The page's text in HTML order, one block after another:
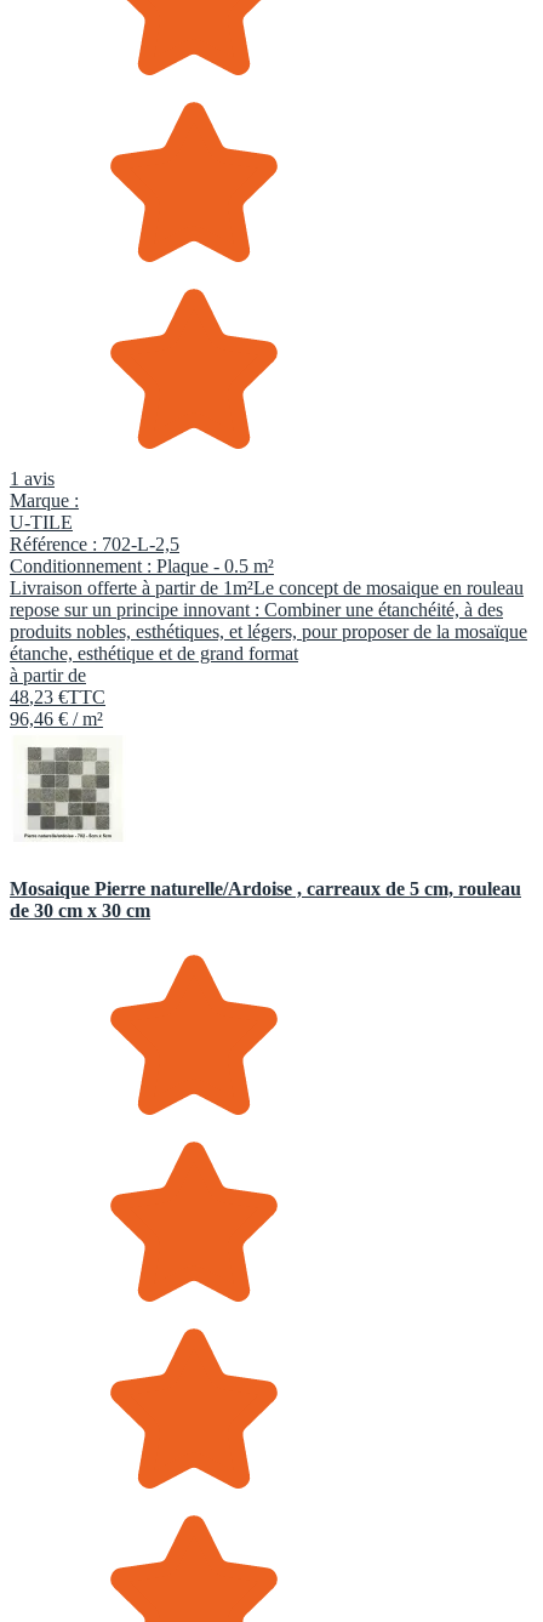
1 avis
Marque :
U-TILE
Référence : 702-L-2,5
Conditionnement : Plaque - 0.5 m²
Livraison offerte à partir de 1m²Le concept de mosaique en rouleau
repose sur un principe innovant : Combiner une étanchéité, à des
produits nobles, esthétiques, et légers, pour proposer de la mosaïque
étanche, esthétique et de grand format
à partir de
48,23 €TTC
96,46 € / m²
Mosaique Pierre naturelle/Ardoise , carreaux de 5 cm, rouleau
de 30 cm x 30 cm